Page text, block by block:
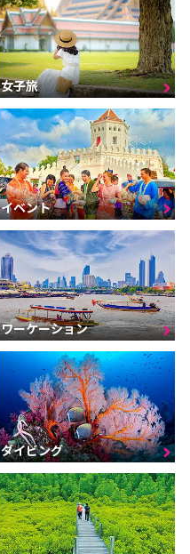
女子旅
イベント
ワーケーション
ダイビング